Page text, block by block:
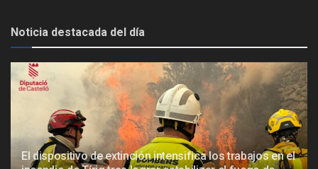
Noticia destacada del día
El dispositivo de extinción intensifica los trabajos en el